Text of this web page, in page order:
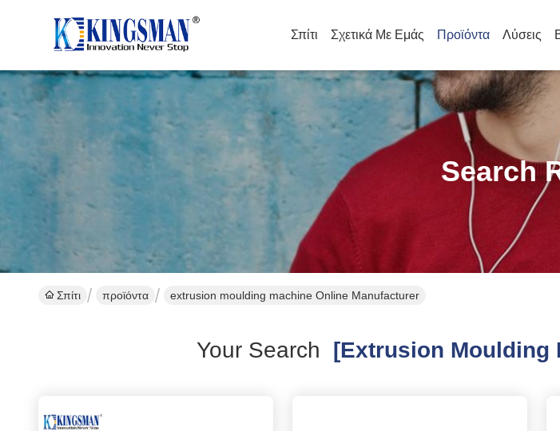
Σπίτι Σχετικά Με Εμάς Προϊόντα Λύσεις
Search
Σπίτι προϊόντα extrusion moulding machine Online Manufacturer
Your Search [extrusion Moulding